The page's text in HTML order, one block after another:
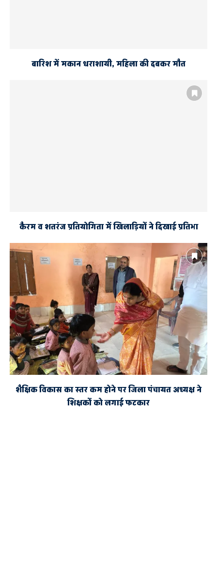
बारिश में मकान धराशायी, महिला की दबकर मौत
कैरम व शतरंज प्रतियोगिता में खिलाड़ियों ने दिखाई प्रतिभा
शैक्षिक विकास का स्तर कम होने पर जिला पंचायत अध्यक्ष ने
शिक्षकों को लगाई फटकार